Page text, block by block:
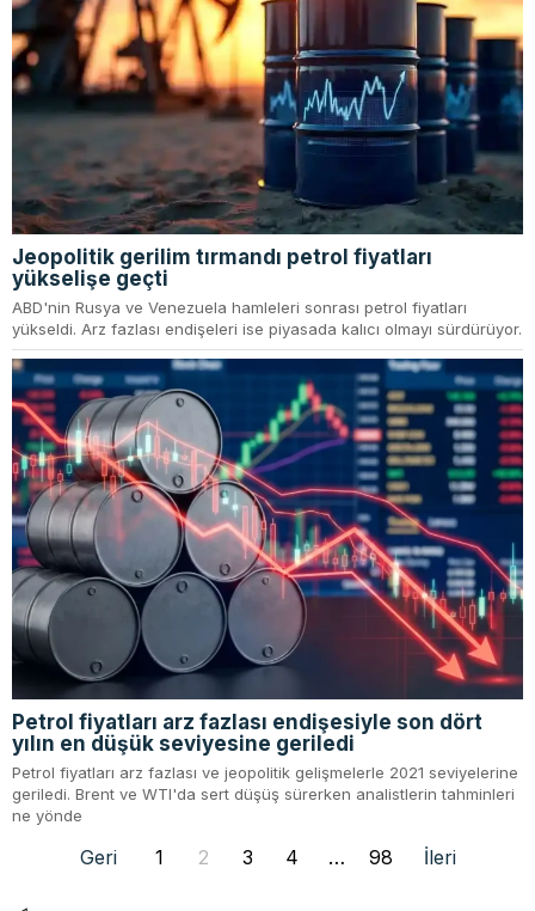
Jeopolitik gerilim tırmandı petrol fiyatları
yükselişe geçti
ABD'nin Rusya ve Venezuela hamleleri sonrası petrol fiyatları
yükseldi. Arz fazlası endişeleri ise piyasada kalıcı olmayı sürdürüyor.
Petrol fiyatları arz fazlası endişesiyle son dört
yılın en düşük seviyesine geriledi
Petrol fiyatları arz fazlası ve jeopolitik gelişmelerle 2021 seviyelerine
geriledi. Brent ve WTI'da sert düşüş sürerken analistlerin tahminleri
ne yönde
Geri 1 2 3 4 … 98 İleri